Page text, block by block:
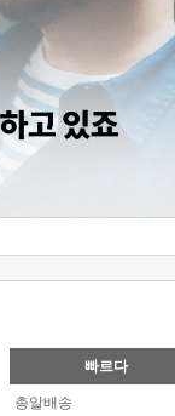
빠르다
총알배송